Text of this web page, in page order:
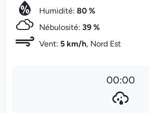
Humidité: 80 %
Nébulosité: 39 %
Vent: 5 km/h, Nord Est
00:00